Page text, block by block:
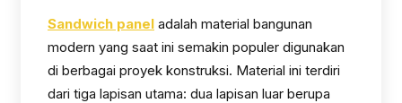
Sandwich panel adalah material bangunan
modern yang saat ini semakin populer digunakan
di berbagai proyek konstruksi. Material ini terdiri
dari tiga lapisan utama: dua lapisan luar berupa